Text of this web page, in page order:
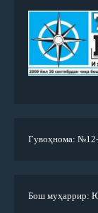
Гувоҳнома: №12-
Бош муҳаррир: